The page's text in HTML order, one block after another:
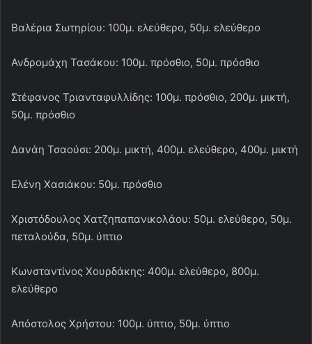
Βαλέρια Σωτηρίου: 100μ. ελεύθερο, 50μ. ελεύθερο
Ανδρομάχη Τασάκου: 100μ. πρόσθιο, 50μ. πρόσθιο
Στέφανος Τριανταφυλλίδης: 100μ. πρόσθιο, 200μ. μικτή,
50μ. πρόσθιο
Δανάη Τσαούσι: 200μ. μικτή, 400μ. ελεύθερο, 400μ. μικτή
Ελένη Χασιάκου: 50μ. πρόσθιο
Χριστόδουλος Χατζηπαπανικολάου: 50μ. ελεύθερο, 50μ.
πεταλούδα, 50μ. ύπτιο
Κωνσταντίνος Χουρδάκης: 400μ. ελεύθερο, 800μ.
ελεύθερο
Απόστολος Χρήστου: 100μ. ύπτιο, 50μ. ύπτιο